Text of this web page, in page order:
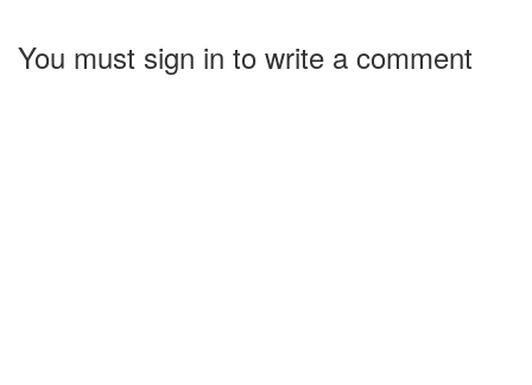
You must sign in to write a comment